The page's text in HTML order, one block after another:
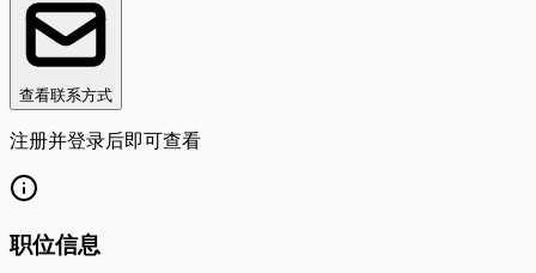
查看联系方式
注册并登录后即可查看
职位信息